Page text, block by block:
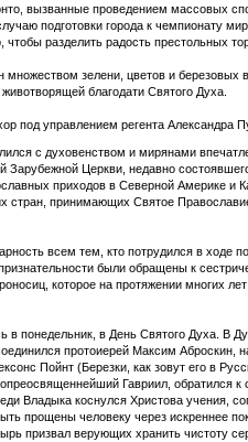
вызванные проведением массовых
подготовки города к чемпионату
разделить радость престольных
зелени, цветов и березовых
благодати Святого Духа.
под управлением регента Александра
с духовенством и мирянами
Зарубежной Церкви, недавно
приходов в Северной Америке и
стран, принимающих Святое
всем тем, кто потрудился в ходе
были обращены к
которое на протяжении многих
в понедельник, в День Святого Духа. В
протоиерей Максим Аброскин,
Пойнт (Березки, как зовут его в
Гавриил, обратился
Владыка коснулся Христова учения,
прощены человеку через искреннее
призвал верующих хранить чистоту